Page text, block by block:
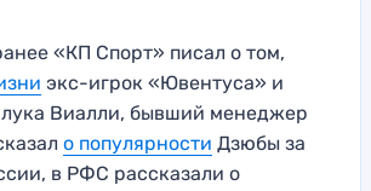
«КП Спорт» писал о том,
экс-игрок «Ювентуса» и
Виалли, бывший менеджер
о популярности Дзюбы за
в РФС рассказали о